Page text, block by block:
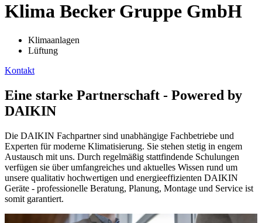
Klima Becker Gruppe GmbH
Klimaanlagen
Lüftung
Kontakt
Eine starke Partnerschaft - Powered by
DAIKIN
Die DAIKIN Fachpartner sind unabhängige Fachbetriebe und
Experten für moderne Klimatisierung. Sie stehen stetig in engem
Austausch mit uns. Durch regelmäßig stattfindende Schulungen
verfügen sie über umfangreiches und aktuelles Wissen rund um
unsere qualitativ hochwertigen und energieeffizienten DAIKIN
Geräte - professionelle Beratung, Planung, Montage und Service ist
somit garantiert.